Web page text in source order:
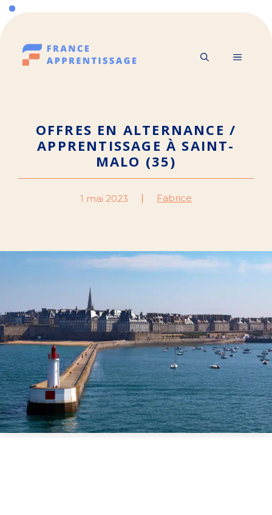
Aller
au
contenu
MENU
OFFRES EN ALTERNANCE /
APPRENTISSAGE À SAINT-
MALO (35)
1 mai 2023 Fabrice